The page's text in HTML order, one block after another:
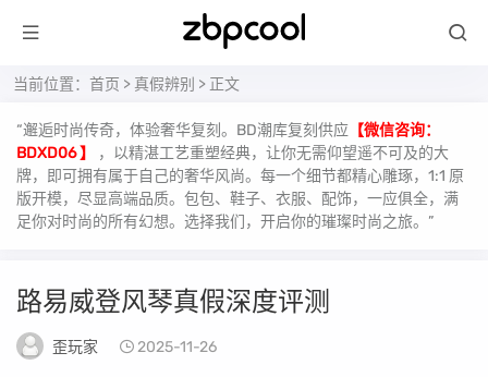
当前位置： 首页 > 真假辨别 > 正文
“邂逅时尚传奇，体验奢华复刻。BD潮库复刻供应 【微信咨询：
BDXD06 】
，以精湛工艺重塑经典，让你无需仰望遥不可及的大
牌，即可拥有属于自己的奢华风尚。每一个细节都精心雕琢，1:1 原
版开模，尽显高端品质。包包、鞋子、衣服、配饰，一应俱全，满
足你对时尚的所有幻想。选择我们，开启你的璀璨时尚之旅。”
路易威登风琴真假深度评测
歪玩家 2025-11-26